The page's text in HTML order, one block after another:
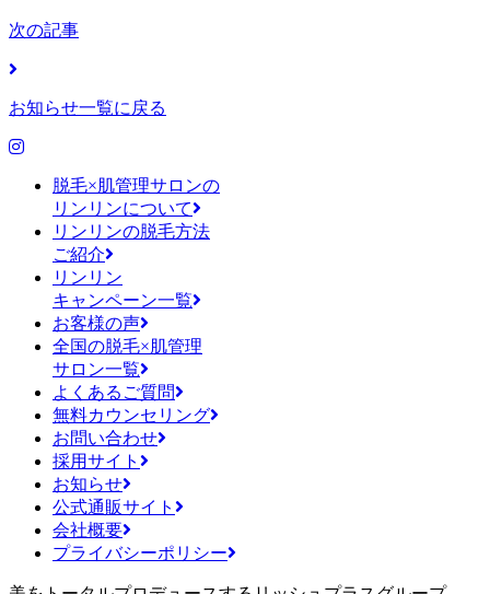
次の記事
お知らせ一覧に戻る
脱毛×肌管理サロンの
リンリンについて
リンリンの脱毛方法
ご紹介
リンリン
キャンペーン一覧
お客様の声
全国の脱毛×肌管理
サロン一覧
よくあるご質問
無料カウンセリング
お問い合わせ
採用サイト
お知らせ
公式通販サイト
会社概要
プライバシーポリシー